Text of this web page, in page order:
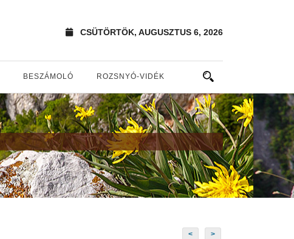
CSÜTÖRTÖK, AUGUSZTUS 6, 2026
BESZÁMOLÓ ROZSNYÓ-VIDÉK
< >